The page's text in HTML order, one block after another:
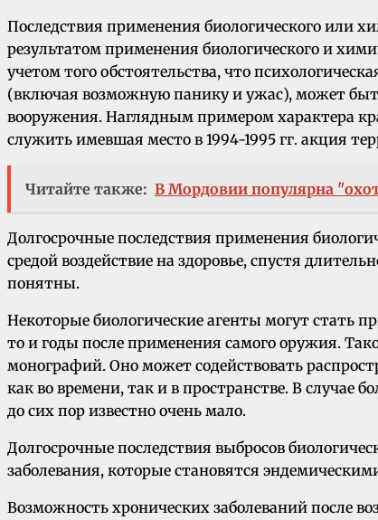
Последствия применения биологического или
результатом применения биологического и
учетом того обстоятельства, что
(включая возможную панику и ужас), может
вооружения. Наглядным примером характера
служить имевшая место в 1994-1995 гг. акция
Читайте также: В Мордовии популярна
Долгосрочные последствия применения
средой воздействие на здоровье, спустя
понятны.
Некоторые биологические агенты могут стать
то и годы после применения самого оружия.
монографий. Оно может содействовать
как во времени, так и в пространстве. В случае
до сих пор известно очень мало.
Долгосрочные последствия выбросов
заболевания, которые становятся
Возможность хронических заболеваний после